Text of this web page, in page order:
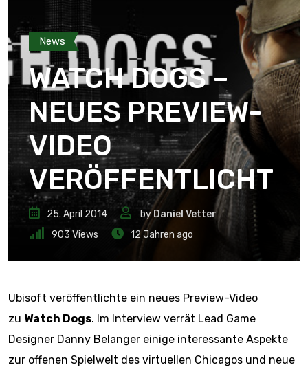
News
WATCH DOGS –
NEUES PREVIEW-
VIDEO
VERÖFFENTLICHT
25. April 2014 byDaniel Vetter
903 Views 12 Jahren ago
Ubisoft veröffentlichte ein neues Preview-Video
zu Watch Dogs. Im Interview verrät Lead Game
Designer Danny Belanger einige interessante Aspekte
zur offenen Spielwelt des virtuellen Chicagos und neue